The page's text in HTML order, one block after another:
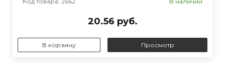
20.56 руб.
В корзину Просмотр